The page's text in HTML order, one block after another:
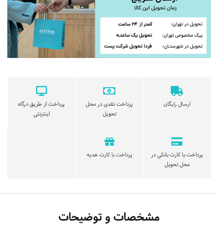
ارسال رایگان
پرداخت نقدی در محل
تحویل
پرداخت از طریق درگاه
اینترنتی
پرداخت با کارت بانکی در
محل تحویل
پرداخت با کارت هدیه
مشخصات و توضیحات